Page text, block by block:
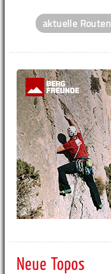
aktuelle Routen
Neue Topos